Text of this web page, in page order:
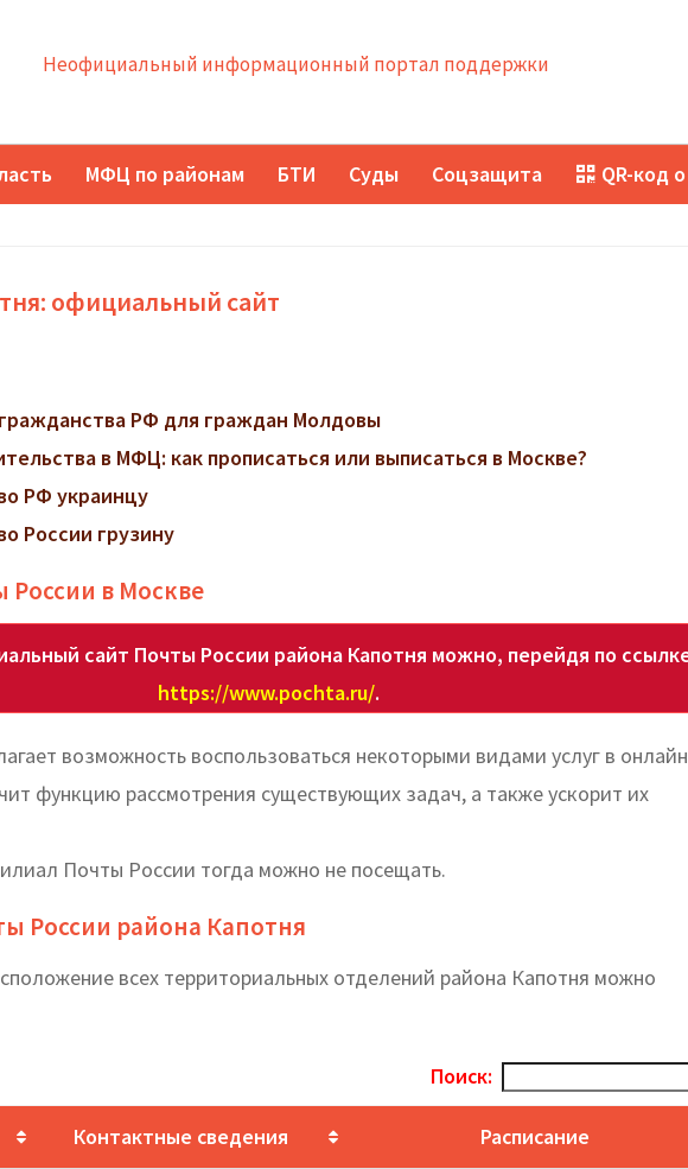
Неофициальный информационный портал поддержки
МФЦ по районам БТИ Суды Соцзащита QR-код
официальный сайт
РФ для граждан Молдовы
в МФЦ: как прописаться или выписаться в Москве?
РФ украинцу
России грузину
в Москве
сайт Почты России района Капотня можно, перейдя по
https://www.pochta.ru/.
возможность воспользоваться некоторыми видами услуг в
функцию рассмотрения существующих задач, а также ускорит их
Почты России тогда можно не посещать.
России района Капотня
всех территориальных отделений района Капотня можно
Поиск:
Контактные сведения Расписание